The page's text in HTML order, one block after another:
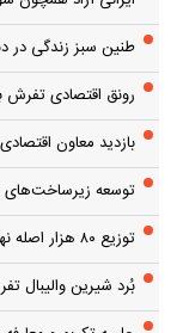
طنین سبز زندگی در
رونق اقتصادی تفرش
بازدید معاون
توسعه زیرساخت‌های
توزیع ۸۰ هزار اصله نهال در تفرش
بُرد شیرین والیبال